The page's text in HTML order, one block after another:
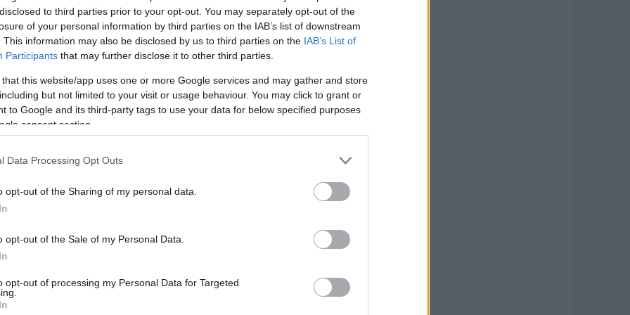
to third parties prior to your opt-out. You may separately opt-out of the
of your personal information by third parties on the IAB’s list of downstream
This information may also be disclosed by us to third parties on the IAB’s List of
Participants that may further disclose it to other third parties.
that this website/app uses one or more Google services and may gather and store
but not limited to your visit or usage behaviour. You may click to grant or
to Google and its third-party tags to use your data for below specified purposes
consent section.
Data Processing Opt Outs
opt-out of the Sharing of my personal data.
opt-out of the Sale of my Personal Data.
opt-out of processing my Personal Data for Targeted
autós kínálatát IDE kattintva érheti el.
kategóriák szerint
használt autó
adás-vétel